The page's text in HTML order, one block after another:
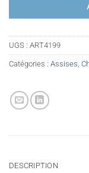
UGS : ART4199
Catégories : Assises
DESCRIPTION